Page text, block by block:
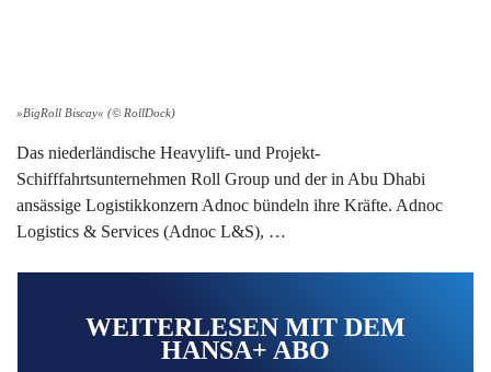
»BigRoll Biscay« (© RollDock)
Das niederländische Heavylift- und Projekt-
Schifffahrtsunternehmen Roll Group und der in Abu Dhabi
ansässige Logistikkonzern Adnoc bündeln ihre Kräfte. Adnoc
Logistics & Services (Adnoc L&S), …
WEITERLESEN MIT DEM
HANSA+ ABO